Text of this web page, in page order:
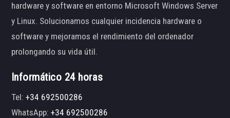
hardware y software en entorno Microsoft Windows Server
y Linux. Solucionamos cualquier incidencia hardware o
software y mejoramos el rendimiento del ordenador
prolongando su vida útil.
Informático 24 horas
Tel:+34 692500286
WhatsApp:+34 692500286